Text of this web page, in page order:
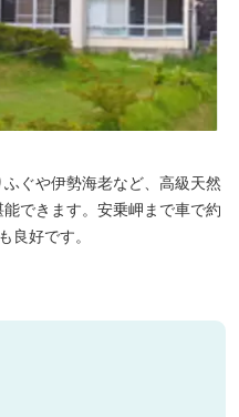
ぐや伊勢海老など、高級天然
できます。安乗岬まで車で約
良好です。